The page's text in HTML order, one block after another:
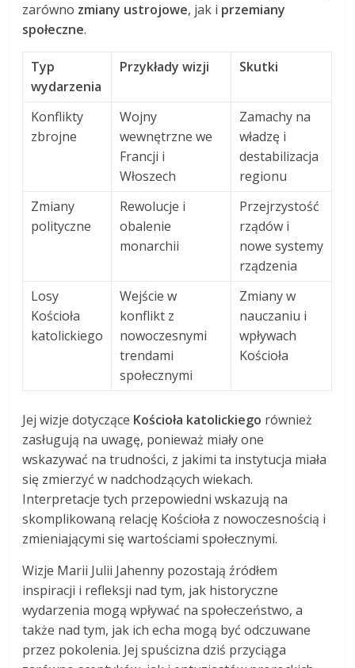
zarówno zmiany ustrojowe, jak i przemiany
społeczne.
Typ
wydarzenia
Przykłady wizji Skutki
Konflikty
zbrojne
Wojny
wewnętrzne we
Francji i
Włoszech
Zamachy na
władzę i
destabilizacja
regionu
Zmiany
polityczne
Rewolucje i
obalenie
monarchii
Przejrzystość
rządów i
nowe systemy
rządzenia
Losy
Kościoła
katolickiego
Wejście w
konflikt z
nowoczesnymi
trendami
społecznymi
Zmiany w
nauczaniu i
wpływach
Kościoła
Jej wizje dotyczące Kościoła katolickiego również
zasługują na uwagę, ponieważ miały one
wskazywać na trudności, z jakimi ta instytucja miała
się zmierzyć w nadchodzących wiekach.
Interpretacje tych przepowiedni wskazują na
skomplikowaną relację Kościoła z nowoczesnością i
zmieniającymi się wartościami społecznymi.
Wizje Marii Julii Jahenny pozostają źródłem
inspiracji i refleksji nad tym, jak historyczne
wydarzenia mogą wpływać na społeczeństwo, a
także nad tym, jak ich echa mogą być odczuwane
przez pokolenia. Jej spuścizna dziś przyciąga